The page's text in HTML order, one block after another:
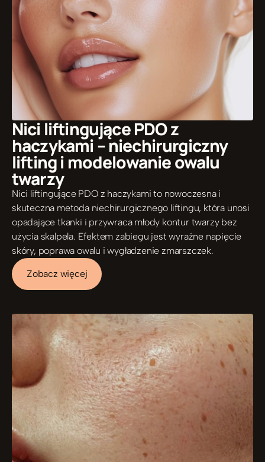
Nici liftingujące PDO z
haczykami – niechirurgiczny
lifting i modelowanie owalu
twarzy
Nici liftingujące PDO z haczykami to nowoczesna i
skuteczna metoda niechirurgicznego liftingu, która unosi
opadające tkanki i przywraca młody kontur twarzy bez
użycia skalpela. Efektem zabiegu jest wyraźne napięcie
skóry, poprawa owalu i wygładzenie zmarszczek.
Zobacz więcej